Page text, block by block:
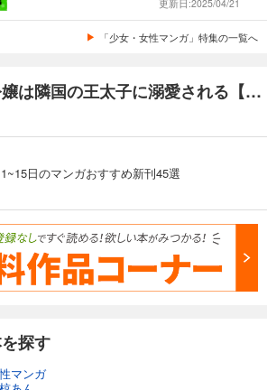
更新日:2025/04/21
「少女・女性マンガ」特集の一覧へ
売られた辺境伯令嬢は隣国の王太子に溺愛される【コミックス版】
日のマンガおすすめ新刊45選
探す
マンガ